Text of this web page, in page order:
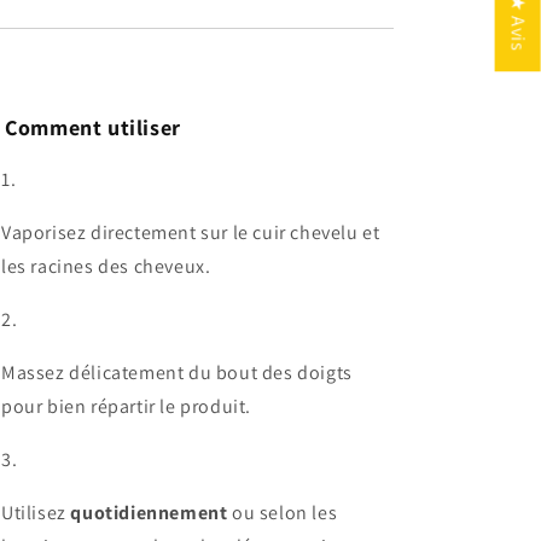
Comment utiliser
Vaporisez directement sur le cuir chevelu et
les racines des cheveux.
Massez délicatement du bout des doigts
pour bien répartir le produit.
Utilisezquotidiennementou selon les
★ Avis